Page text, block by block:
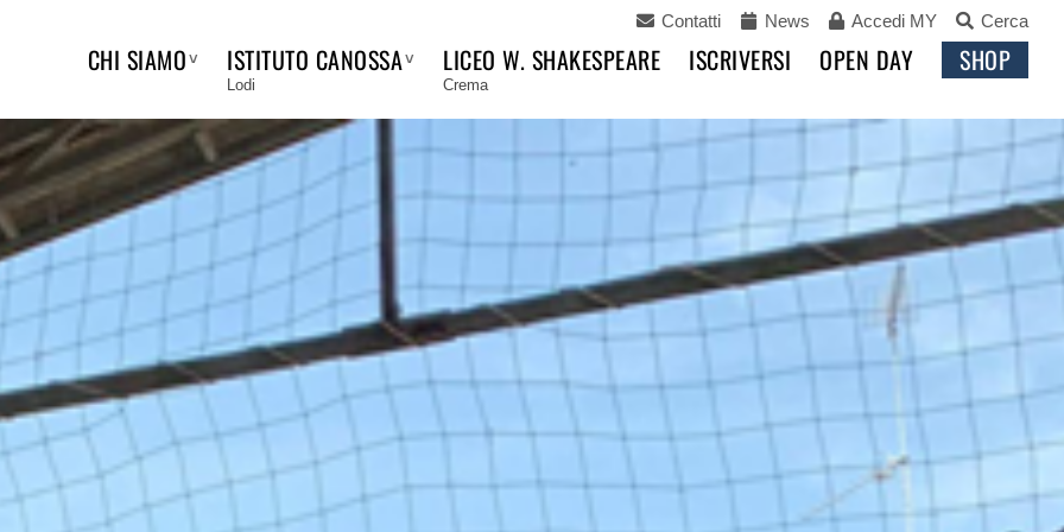
CHI SIAMO ISTITUTO CANOSSA
Lodi
LICEO W. SHAKESPEARE
Crema
ISCRIVERSI OPEN DAY SHOP
Contatti News Accedi MY Cerca